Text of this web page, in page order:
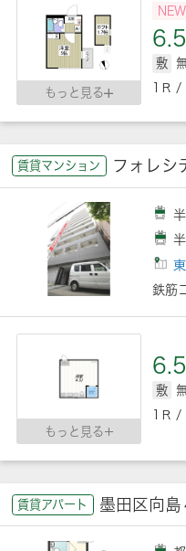
もっと見る
NEW
敷
1Ｒ
賃貸マンション フォレシ
鉄筋
もっと見る
敷
1Ｒ
賃貸アパート 墨田区向島